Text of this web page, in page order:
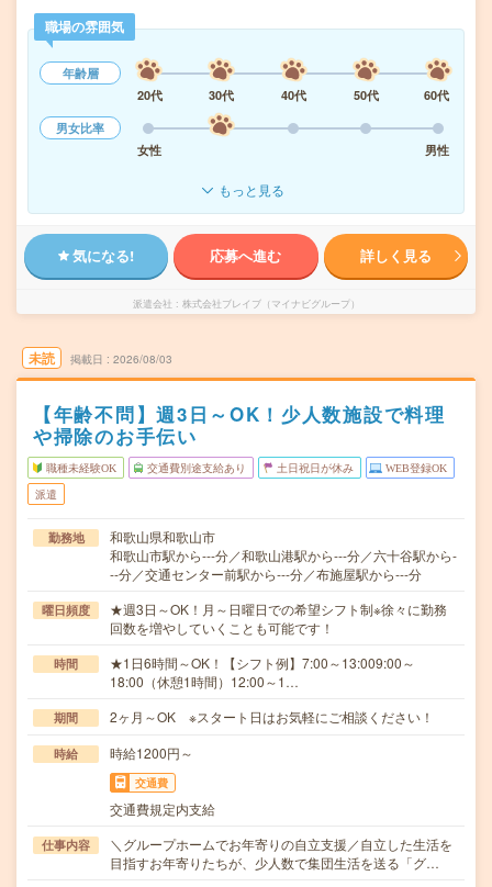
職場の雰囲気
年齢層
20代
30代 40代 50代
60代
男女比率
女性
男性
もっと見る
気になる! 応募へ進む 詳しく見る
派遣会社 株式会社ブレイブ（マイナビグループ）
未読 掲載日 2026/08/03
【年齢不問】週3日～OK！少人数施設で料理
や掃除のお手伝い
職種未経験OK 交通費別途支給あり 土日祝日が休み WEB登録OK
派遣
勤務地
和歌山県和歌山市
和歌山市駅から---分／和歌山港駅から---分／六十谷駅から-
--分／交通センター前駅から---分／布施屋駅から---分
曜日頻度
★週3日～OK！月～日曜日での希望シフト制※徐々に勤務
回数を増やしていくことも可能です！
時間
★1日6時間～OK！【シフト例】7:00～13:009:00～
18:00（休憩1時間）12:00～1…
期間 2ヶ月～OK ※スタート日はお気軽にご相談ください！
時給 時給1200円～
交通費
交通費規定内支給
仕事内容
＼グループホームでお年寄りの自立支援／自立した生活を
目指すお年寄りたちが、少人数で集団生活を送る「グ…